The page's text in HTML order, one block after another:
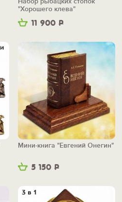
11 900 Р
"Хорошего клева"
5 150 Р
Мини-книга "Евгений Онегин"